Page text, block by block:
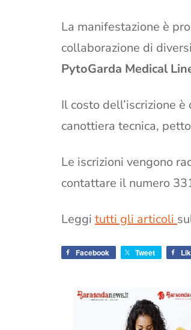
La manifestazione è
collaborazione di
PytoGarda Medical
Il costo dell’iscrizione
canottiera tecnica,
Le iscrizioni vengono
contattare il numero
Leggi tutti gli articoli
Facebook Tweet